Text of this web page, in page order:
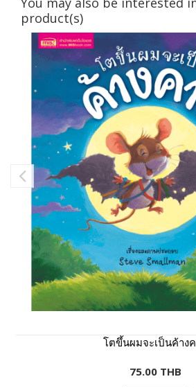
product(s)
โตขึ้นผมจะเป็นค้าง
75.00 THB